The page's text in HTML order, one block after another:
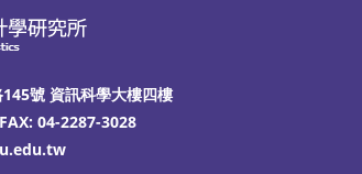
號 資訊科學大樓四樓
04-2287-3028